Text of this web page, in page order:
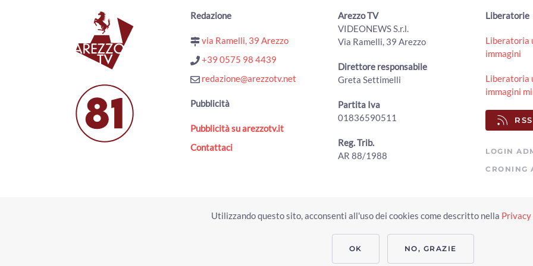
Redazione
via Ramelli, 39 Arezzo
+39 0575 98 4439
redazione@arezzotv.net
Pubblicità
Pubblicità su arezzotv.it
Contattaci
Arezzo TV
VIDEONEWS S.r.l.
Via Ramelli, 39 Arezzo
Direttore responsabile
Greta Settimelli
Partita Iva
01836590511
Reg. Trib.
AR 88/1988
Liberatorie
Liberatoria
immagini
Liberatoria
immagini
LOGIN
CRONING
Realizzato da Click & Fly Arezzo 2023
Soluzioni web video fotografia
Utilizzando questo sito, acconsenti all'uso dei cookies come descritto nella Privacy
OK NO, GRAZIE